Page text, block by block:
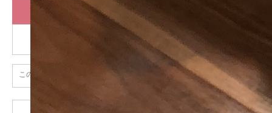
コメント (0)
トラックバックは利用できません。
この記事へのコメントはありません。